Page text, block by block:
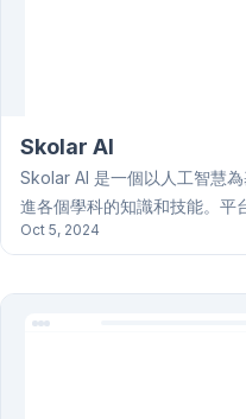
Skolar AI
Skolar AI 是一個以人工智慧
進各個學科的知識和技能。平
式工具和資源，滿足個別學生
目標，是運用人工智慧的力量
境，幫助每個使用者都能達到最佳
Oct 5, 2024